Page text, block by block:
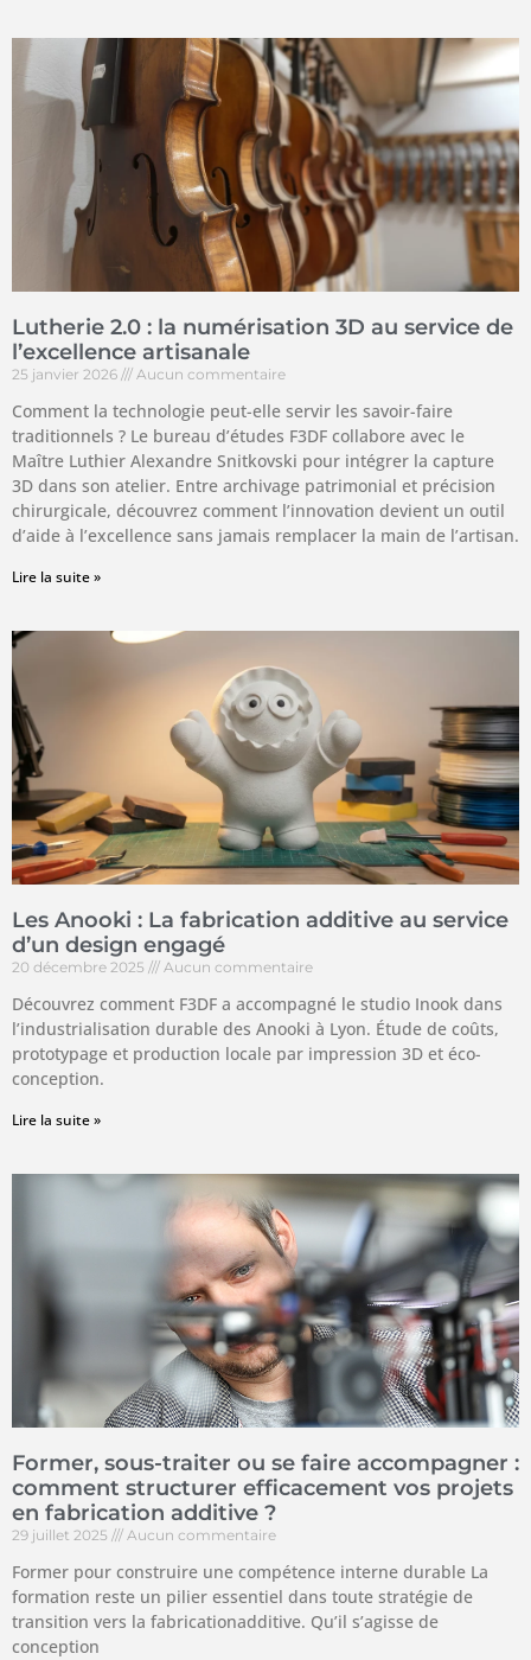
Lutherie 2.0 : la numérisation 3D au service de
l’excellence artisanale
25 janvier 2026 Aucun commentaire
Comment la technologie peut-elle servir les savoir-faire
traditionnels ? Le bureau d’études F3DF collabore avec le
Maître Luthier Alexandre Snitkovski pour intégrer la capture
3D dans son atelier. Entre archivage patrimonial et précision
chirurgicale, découvrez comment l’innovation devient un outil
d’aide à l’excellence sans jamais remplacer la main de l’artisan.
Lire la suite »
Les Anooki : La fabrication additive au service
d’un design engagé
20 décembre 2025 Aucun commentaire
Découvrez comment F3DF a accompagné le studio Inook dans
l’industrialisation durable des Anooki à Lyon. Étude de coûts,
prototypage et production locale par impression 3D et éco-
conception.
Lire la suite »
Former, sous-traiter ou se faire accompagner :
comment structurer efficacement vos projets
en fabrication additive ?
29 juillet 2025 Aucun commentaire
Former pour construire une compétence interne durable La
formation reste un pilier essentiel dans toute stratégie de
transition vers la fabricationadditive. Qu’il s’agisse de
conception